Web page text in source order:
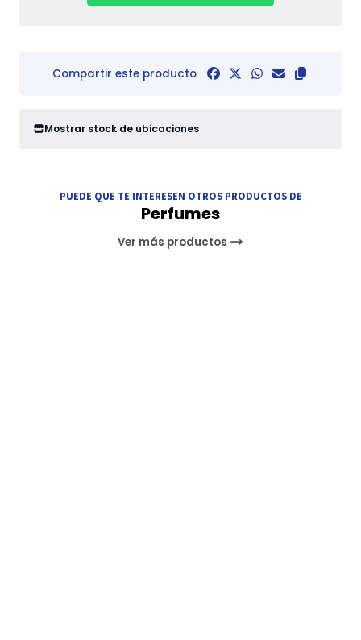
Compartir este producto
Mostrar stock de ubicaciones
PUEDE QUE TE INTERESEN OTROS PRODUCTOS DE
Perfumes
Ver más productos